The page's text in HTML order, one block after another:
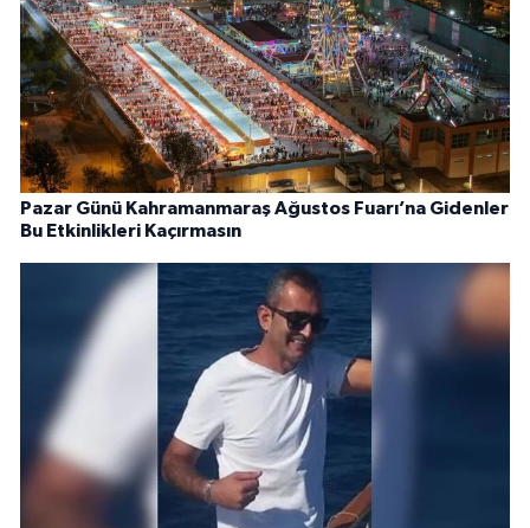
Pazar Günü Kahramanmaraş Ağustos Fuarı’na Gidenler
Bu Etkinlikleri Kaçırmasın